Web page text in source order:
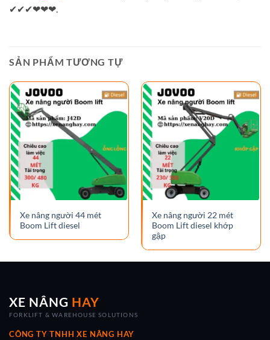
✔✔✔❤❤❤.
SẢN PHẨM TƯƠNG TỰ
Xe nâng người 44 mét
Boom Lift diesel
Xe nâng người 22 mét
Boom Lift diesel khớp
gập
XE NÂNG HAY
FORKLIFT & WAREHOUSE SOLUTIONS
CÔNG TY TNHH XE NÂNG HAY